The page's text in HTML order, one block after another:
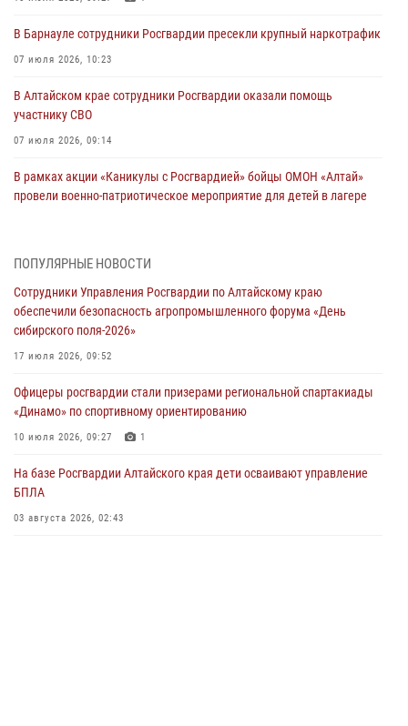
В Барнауле сотрудники Росгвардии пресекли крупный наркотрафик
07 июля 2026, 10:23
В Алтайском крае сотрудники Росгвардии оказали помощь
участнику СВО
07 июля 2026, 09:14
В рамках акции «Каникулы с Росгвардией» бойцы ОМОН «Алтай»
провели военно-патриотическое мероприятие для детей в лагере
акции «Коробка храбрости»
Сотрудники Росгвардии провели встречу с юными пограничниками
03 июля 2026, 04:03
Управление Росгвардии по Алтайскому краю провело для детей
02 июля 2026, 00:55
В краевом управлении вневедомственной охраны Росгвардии по
ПОПУЛЯРНЫЕ НОВОСТИ
Сотрудники Управления Росгвардии по Алтайскому краю
обеспечили безопасность агропромышленного форума «День
сибирского поля-2026»
17 июля 2026, 09:52
Офицеры росгвардии стали призерами региональной спартакиады
«Динамо» по спортивному ориентированию
10 июля 2026, 09:27 1
На базе Росгвардии Алтайского края дети осваивают управление
БПЛА
03 августа 2026, 02:43